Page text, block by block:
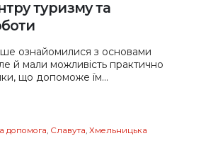
туризму та
ознайомилися з основами
й мали можливість практично
що допоможе їм...
допомога, Славута, Хмельницька